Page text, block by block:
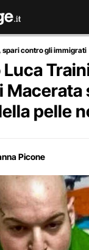
contro gli immigrati
Macerata
pelle
Picone